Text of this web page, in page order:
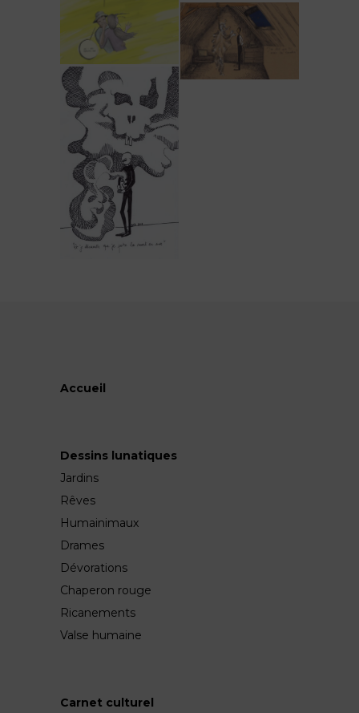
Accueil
Dessins lunatiques
Jardins
Rêves
Humainimaux
Drames
Dévorations
Chaperon rouge
Ricanements
Valse humaine
Carnet culturel